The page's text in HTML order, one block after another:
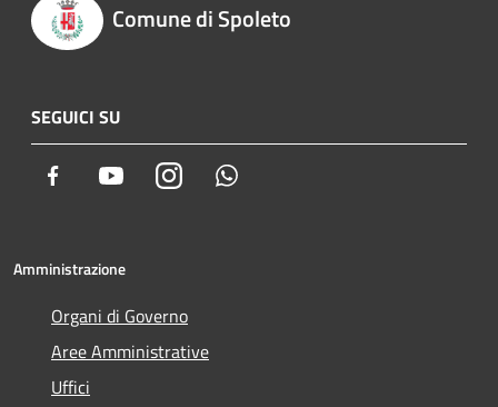
Comune di Spoleto
SEGUICI SU
Facebook YoutubeInstagram
Amministrazione
Organi di Governo
Aree Amministrative
Uffici